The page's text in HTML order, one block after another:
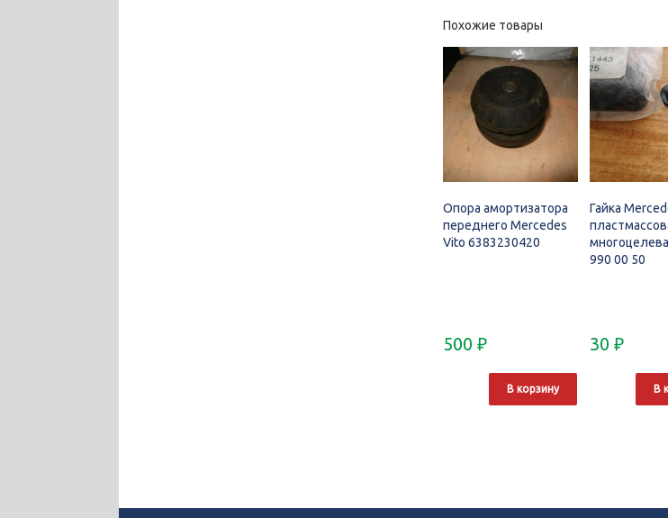
Похожие товары
Опора амортизатора
переднего Mercedes
Vito 6383230420
500₽
В корзину
Гайка
990 00 50
30 ₽
В